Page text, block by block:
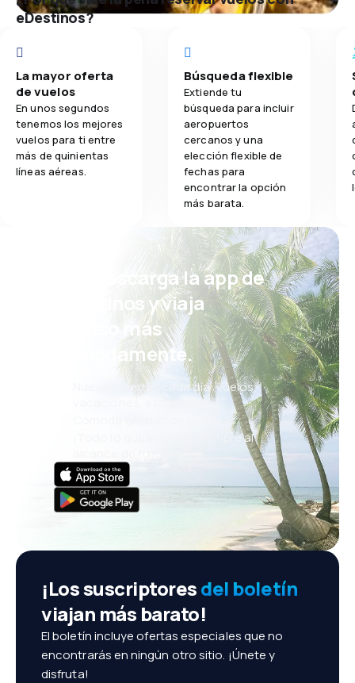
eDestinos?
La mayor oferta
de vuelos
En unos segundos
tenemos los mejores
vuelos para ti entre
más de quinientas
líneas aéreas.
Búsqueda flexible
Extiende tu
búsqueda para incluir
aeropuertos
cercanos y una
elección flexible de
fechas para
encontrar la opción
más barata.
¡Eh! Descarga la app de
eDestinos y viaja
incluso más
cómodamente.
Nuevas ofertas cada día: vuelos,
vacaciones, escapadas
Cómoda gestión de reservas
¡Todo lo que importa, siempre al
¡Los suscriptoresdel boletín
viajan más barato!
El boletín incluye ofertas especiales que no
encontrarás en ningún otro sitio. ¡Únete y
disfruta!